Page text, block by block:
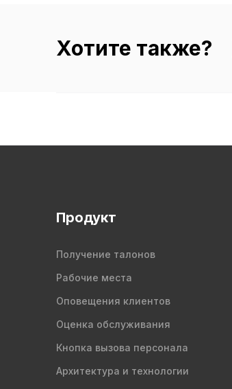
Хотите также?
Продукт
Получение талонов
Рабочие места
Оповещения клиентов
Оценка обслуживания
Кнопка вызова персонала
Архитектура и технологии